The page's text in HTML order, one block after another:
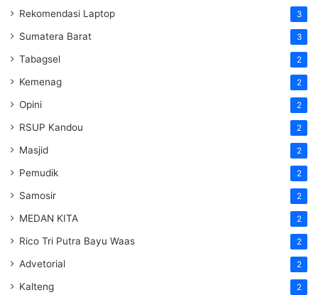
Rekomendasi Laptop 3
Sumatera Barat 3
Tabagsel 2
Kemenag 2
Opini 2
RSUP Kandou 2
Masjid 2
Pemudik 2
Samosir 2
MEDAN KITA 2
Rico Tri Putra Bayu Waas 2
Advetorial 2
Kalteng 2